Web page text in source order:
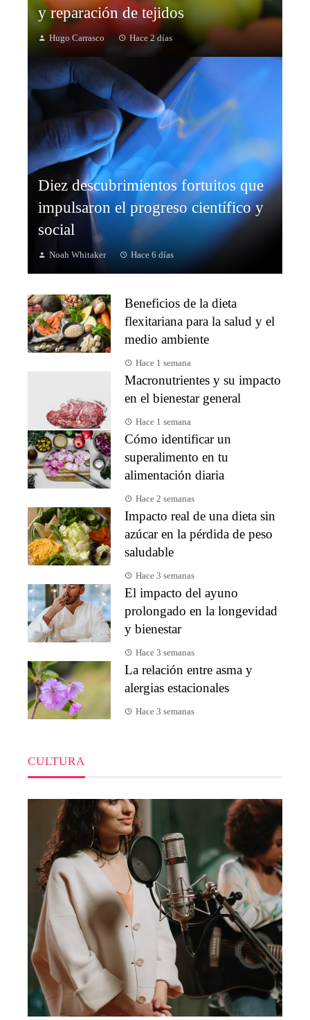
y reparación de tejidos
Hugo Carrasco Hace 2 días
Diez descubrimientos fortuitos que
impulsaron el progreso científico y
social
Noah Whitaker Hace 6 días
Beneficios de la dieta
flexitariana para la salud y el
medio ambiente
Hace 1 semana
Macronutrientes y su impacto
en el bienestar general
Hace 1 semana
Cómo identificar un
superalimento en tu
alimentación diaria
Hace 2 semanas
Impacto real de una dieta sin
azúcar en la pérdida de peso
saludable
Hace 3 semanas
El impacto del ayuno
prolongado en la longevidad
y bienestar
Hace 3 semanas
La relación entre asma y
alergias estacionales
Hace 3 semanas
CULTURA